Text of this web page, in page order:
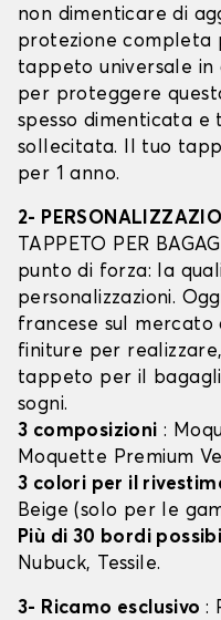
non dimenticare di
protezione completa
tappeto universale
per proteggere
spesso dimenticata
sollecitata. Il tuo
per 1 anno.
2-
TAPPETO PER
punto di forza: la
personalizzazioni.
francese sul
finiture per
tappeto per il
sogni.
3 composizioni :
Moquette Premium
3 colori per il
Beige (solo per le
Più di 30 bordi
Nubuck, Tessile.
3- Ricamo esclusivo :